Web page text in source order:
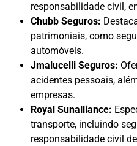
responsabilidade civil,
Chubb Seguros:
patrimoniais, como
automóveis.
Jmalucelli Seguros:
acidentes pessoais,
empresas.
Royal Sunalliance:
transporte, incluindo
responsabilidade civil